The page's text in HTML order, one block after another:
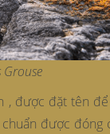
, được đặt tên
được đóng